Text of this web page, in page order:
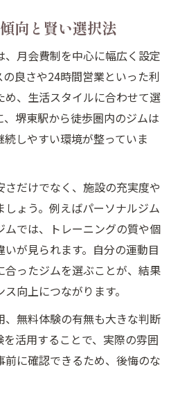
向と賢い選択法
月会費制を中心に幅広く設定
良さや24時間営業といった利
め、生活スタイルに合わせて選
堺東駅から徒歩圏内のジムは
しやすい環境が整っていま
だけでなく、施設の充実度や
ょう。例えばパーソナルジム
ムでは、トレーニングの質や個
が見られます。自分の運動目
合ったジムを選ぶことが、結果
向上につながります。
、無料体験の有無も大きな判断
活用することで、実際の雰囲
に確認できるため、後悔のな